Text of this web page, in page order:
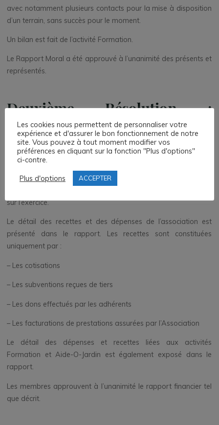
avec notamment plusieurs contacts pour la mise à disposition
d’un terrain, sans succès pour le moment.
Un bilan est fait de l’activité Formation.
Le Rapport Moral a été approuvé à l’unanimité des présents et
représentés.
Deuxième Résolution :
Approbation du budget
Le budget de l’association a révélé des dépenses courantes de
fonctionnement pour un montant de 316,88 € annuellement
(site internet et frais de tenue de compte bancaire).
sur l’exercice.
Le détail des recettes et des dépenses de l’association est
présenté dans le rapport. Les recettes sont constituées
uniquement par :
– Les cotisations
– Les subventions reçues de tiers
– Les dons effectués par les adhérents
– Les facturations de prestations assurées par l’Association
Le détail des dépenses et recettes liées aux activités
Formation et Aide-O-Jardin est également exposé dans le
rapport.
Les membres approuvent à l’unanimité le rapport financier tel
que décrit.
Les cookies nous permettent de personnaliser votre
expérience et d'assurer le bon fonctionnement de notre
site. Vous pouvez à tout moment modifier vos
préférences en cliquant sur la fonction "Plus d'options"
ci-contre.
Plus d'options
ACCEPTER